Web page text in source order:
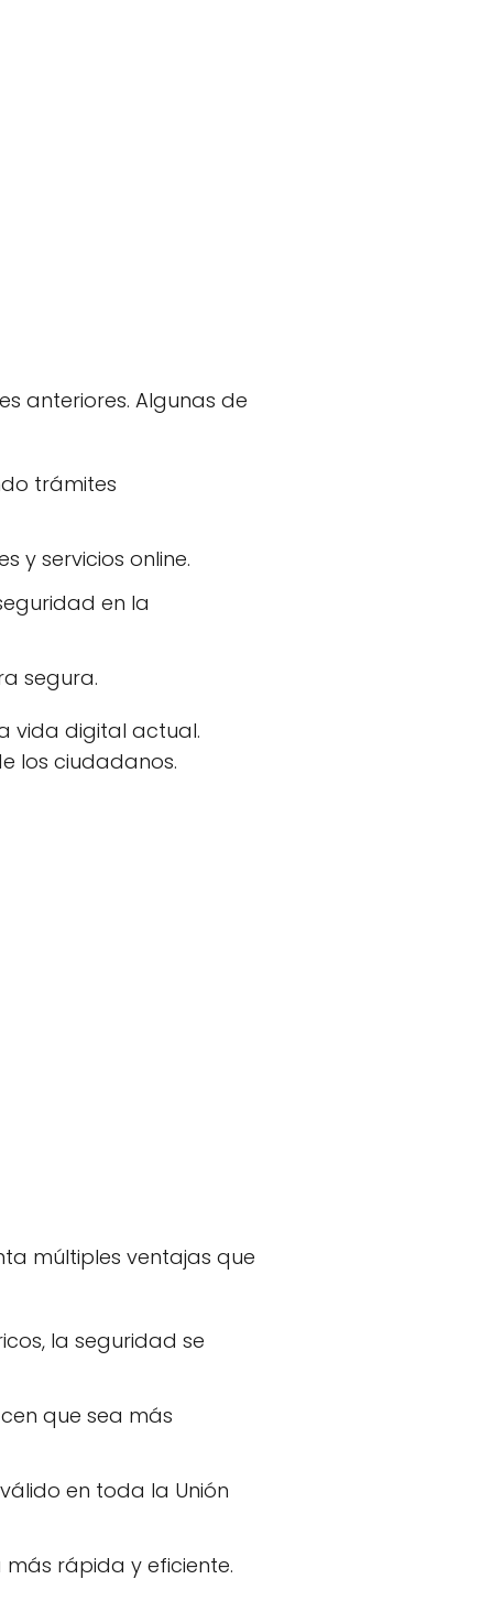
anteriores. Algunas de
trámites
y servicios online.
en la
segura.
vida digital actual.
los ciudadanos.
múltiples ventajas que
la seguridad se
que sea más
en toda la Unión
rápida y eficiente.